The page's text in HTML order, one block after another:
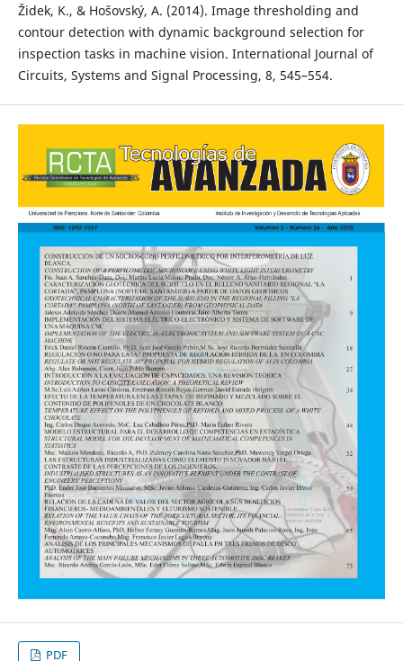
Židek, K., & Hošovský, A. (2014). Image thresholding and
contour detection with dynamic background selection for
inspection tasks in machine vision. International Journal of
Circuits, Systems and Signal Processing, 8, 545–554.
PDF